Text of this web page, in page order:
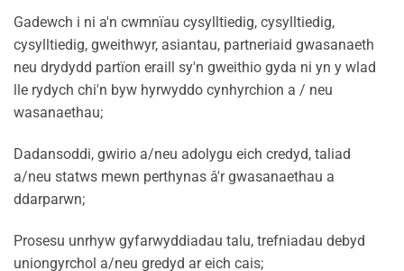
Gadewch i ni a'n cwmnïau cysylltiedig, cysylltiedig,
cysylltiedig, gweithwyr, asiantau, partneriaid gwasanaeth
neu drydydd partïon eraill sy'n gweithio gyda ni yn y wlad
lle rydych chi'n byw hyrwyddo cynhyrchion a / neu
wasanaethau;
Dadansoddi, gwirio a/neu adolygu eich credyd, taliad
a/neu statws mewn perthynas â'r gwasanaethau a
ddarparwn;
Prosesu unrhyw gyfarwyddiadau talu, trefniadau debyd
uniongyrchol a/neu gredyd ar eich cais;